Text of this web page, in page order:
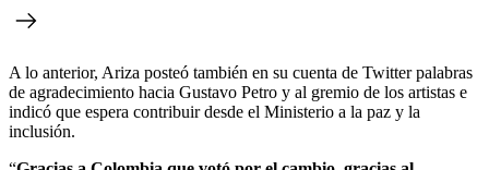
A lo anterior, Ariza posteó también en su cuenta de Twitter palabras
de agradecimiento hacia Gustavo Petro y al gremio de los artistas e
indicó que espera contribuir desde el Ministerio a la paz y la
inclusión.